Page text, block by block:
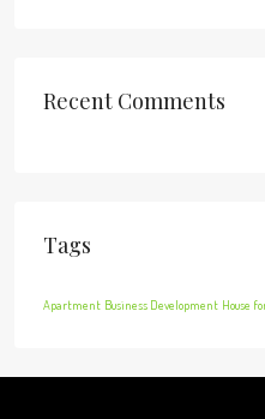
Recent Comments
Tags
Apartment Business Development House